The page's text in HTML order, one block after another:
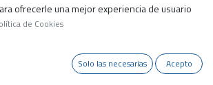
ofrecerle una mejor experiencia de usuario
de Cookies
Solo las necesarias Acepto